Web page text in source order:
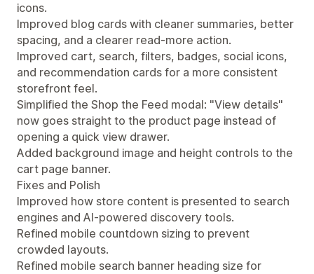
icons.
Improved blog cards with cleaner summaries, better
spacing, and a clearer read-more action.
Improved cart, search, filters, badges, social icons,
and recommendation cards for a more consistent
storefront feel.
Simplified the Shop the Feed modal: "View details"
now goes straight to the product page instead of
opening a quick view drawer.
Added background image and height controls to the
cart page banner.
Fixes and Polish
Improved how store content is presented to search
engines and AI-powered discovery tools.
Refined mobile countdown sizing to prevent
crowded layouts.
Refined mobile search banner heading size for